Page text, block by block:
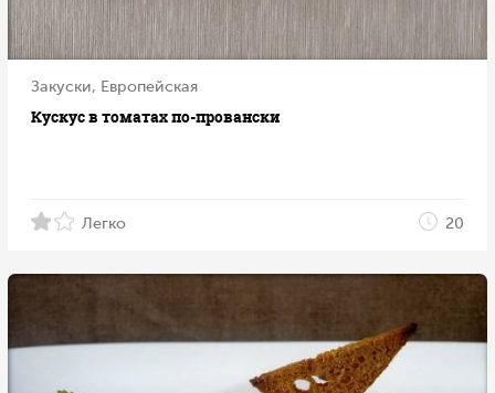
Закуски, Европейская
Кускус в томатах по-провански
Легко 20